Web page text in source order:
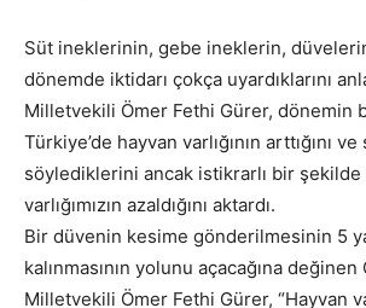
Süt ineklerinin, gebe ineklerin,
dönemde iktidarı çokça uyardıklarını
Milletvekili Ömer Fethi Gürer, dönemin
Türkiye’de hayvan varlığının arttığını ve
söylediklerini ancak istikrarlı bir şekilde
varlığımızın azaldığını aktardı.
Bir düvenin kesime gönderilmesinin 5
kalınmasının yolunu açacağına
Milletvekili Ömer Fethi Gürer, “Hayvan